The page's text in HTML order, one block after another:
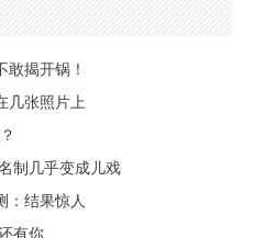
揭开锅！
几张照片上
制几乎变成儿戏
：结果惊人
有你